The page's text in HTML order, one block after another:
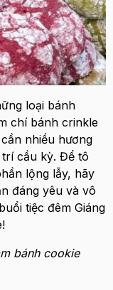
loại bánh
chí bánh crinkle
nhiều hương
cầu kỳ. Để tô
lộng lẫy, hãy
đáng yêu và vô
tiệc đêm Giáng
bánh cookie